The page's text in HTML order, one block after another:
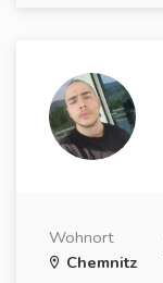
Wohnort
Chemnitz